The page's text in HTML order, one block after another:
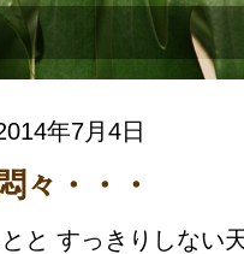
年7月4日
悶々・・・
と すっきりしない